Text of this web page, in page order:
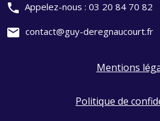
phone Appelez-nous : 03 20 84 70 82
mail contact@guy-deregnaucourt.fr
Mentions
Politique de